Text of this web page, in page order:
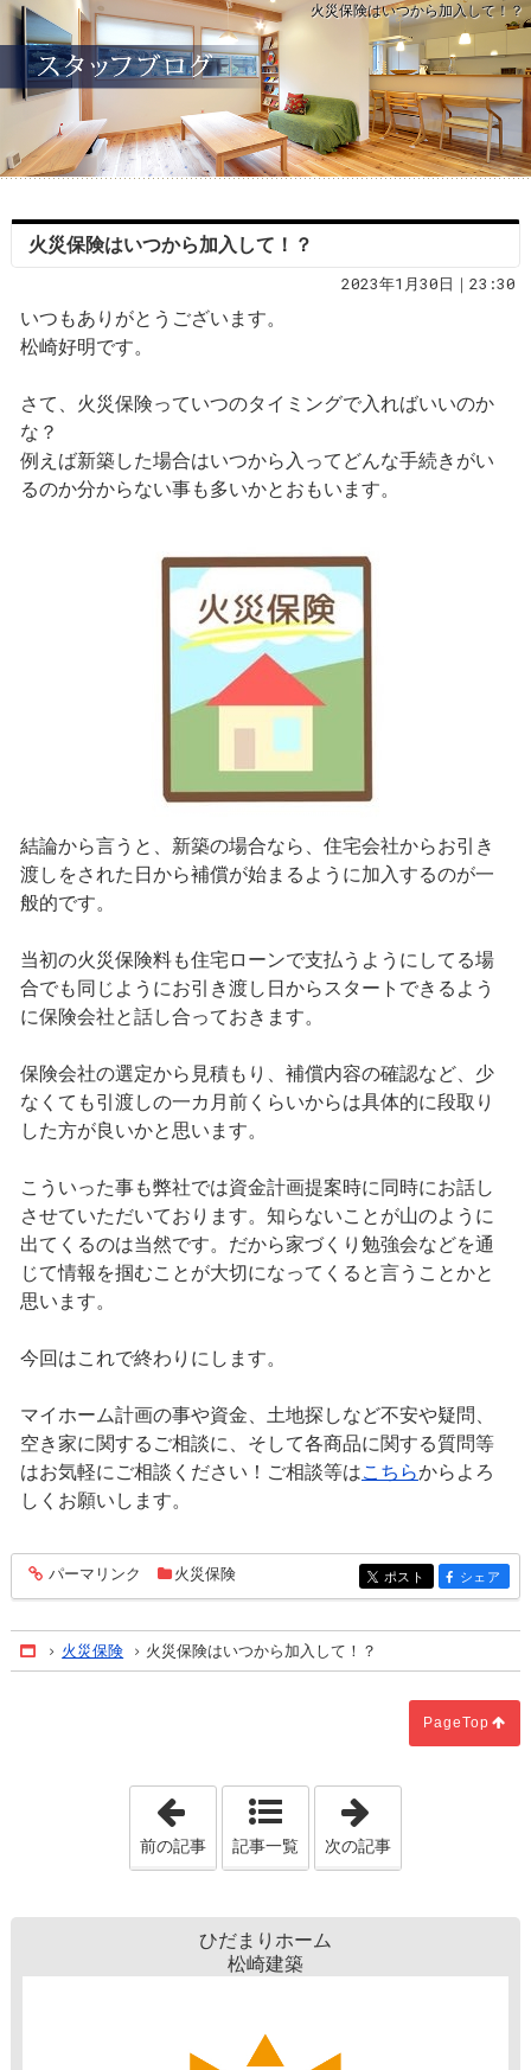
火災保険はいつから加入して！？
火災保険はいつから加入して！？
2023年1月30日｜23:30
いつもありがとうございます。
松崎好明です。
さて、火災保険っていつのタイミングで入ればいいのか
な？
例えば新築した場合はいつから入ってどんな手続きがい
るのか分からない事も多いかとおもいます。
結論から言うと、新築の場合なら、住宅会社からお引き
渡しをされた日から補償が始まるように加入するのが一
般的です。
当初の火災保険料も住宅ローンで支払うようにしてる場
合でも同じようにお引き渡し日からスタートできるよう
に保険会社と話し合っておきます。
保険会社の選定から見積もり、補償内容の確認など、少
なくても引渡しの一カ月前くらいからは具体的に段取り
した方が良いかと思います。
こういった事も弊社では資金計画提案時に同時にお話し
させていただいております。知らないことが山のように
出てくるのは当然です。だから家づくり勉強会などを通
じて情報を掴むことが大切になってくると言うことかと
思います。
今回はこれで終わりにします。
マイホーム計画の事や資金、土地探しなど不安や疑問、
空き家に関するご相談に、そして各商品に関する質問等
はお気軽にご相談ください！ご相談等はこちらからよろ
しくお願いします。
entry1418
パーマリンク 火災保険 entry1418
ポスト entry1418
シェア
Home
火災保険 火災保険はいつから加入して！？
PageTop
「自然光は最高の照明です！」
前の記事 記事一覧 次の記事
ひだまりホーム
松崎建築